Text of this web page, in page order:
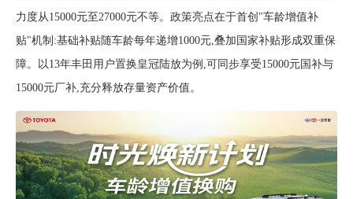
力度从15000元至27000元不等。政策亮点在于首创"车龄增值补
贴"机制:基础补贴随车龄每年递增1000元,叠加国家补贴形成双重保
障。以13年丰田 用户置换皇冠陆放为例,可同步享受15000元国补与
15000元厂补,充分释放存量资产价值。